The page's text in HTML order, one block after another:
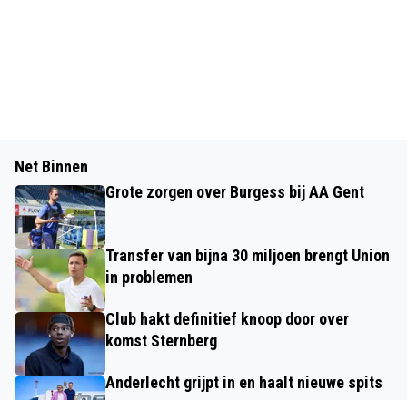
Net Binnen
Grote zorgen over Burgess bij AA Gent
Transfer van bijna 30 miljoen brengt Union
in problemen
Club hakt definitief knoop door over
komst Sternberg
Anderlecht grijpt in en haalt nieuwe spits